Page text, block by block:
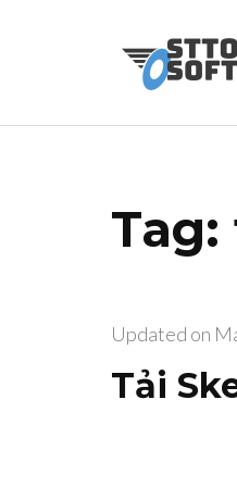
Updated on
Tải